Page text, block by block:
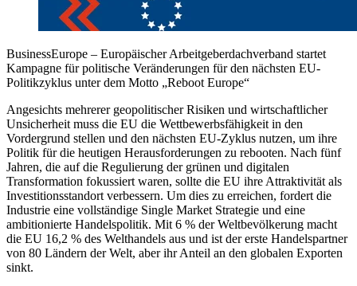
BusinessEurope – Europäischer Arbeitgeberdachverband startet
Kampagne für politische Veränderungen für den nächsten EU-
Politikzyklus unter dem Motto „Reboot Europe“
Angesichts mehrerer geopolitischer Risiken und wirtschaftlicher
Unsicherheit muss die EU die Wettbewerbsfähigkeit in den
Vordergrund stellen und den nächsten EU-Zyklus nutzen, um ihre
Politik für die heutigen Herausforderungen zu rebooten. Nach fünf
Jahren, die auf die Regulierung der grünen und digitalen
Transformation fokussiert waren, sollte die EU ihre Attraktivität als
Investitionsstandort verbessern. Um dies zu erreichen, fordert die
Industrie eine vollständige Single Market Strategie und eine
ambitionierte Handelspolitik. Mit 6 % der Weltbevölkerung macht
die EU 16,2 % des Welthandels aus und ist der erste Handelspartner
von 80 Ländern der Welt, aber ihr Anteil an den globalen Exporten
sinkt.